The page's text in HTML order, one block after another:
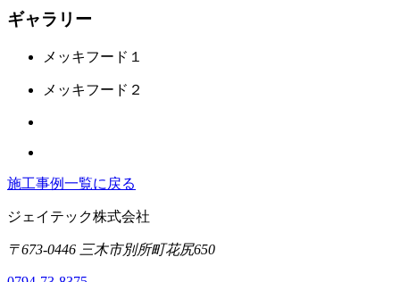
ギャラリー
メッキフード１
メッキフード２
施工事例一覧に戻る
ジェイテック株式会社
〒673-0446 三木市別所町花尻650